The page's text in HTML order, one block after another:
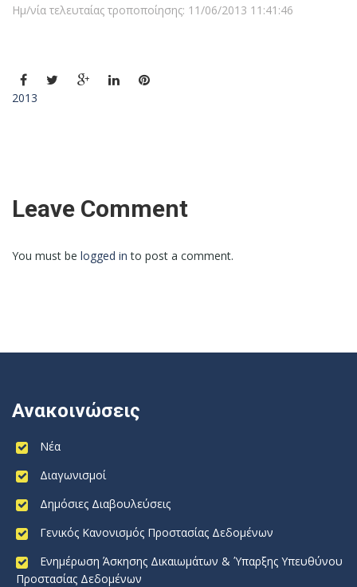
Ημ/νία τελευταίας τροποποίησης: 11/06/2013 11:41:46
2013
Leave Comment
You must be logged in to post a comment.
Ανακοινώσεις
Νέα
Διαγωνισμοί
Δημόσιες Διαβουλεύσεις
Γενικός Κανονισμός Προστασίας Δεδομένων
Ενημέρωση Άσκησης Δικαιωμάτων & Ύπαρξης Υπευθύνου
Προστασίας Δεδομένων